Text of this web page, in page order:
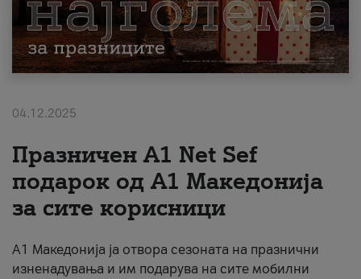
Приватни Деловни
Поддршка
Надополни кредит
За нас
#ПодобарОнлајн
04.12.2025
Празничен A1 Net Sеf
подарок од А1 Македонија
за сите корисници
А1 Македонија ја отвора сезоната на празнични
изненадувања и им подарува на сите мобилни